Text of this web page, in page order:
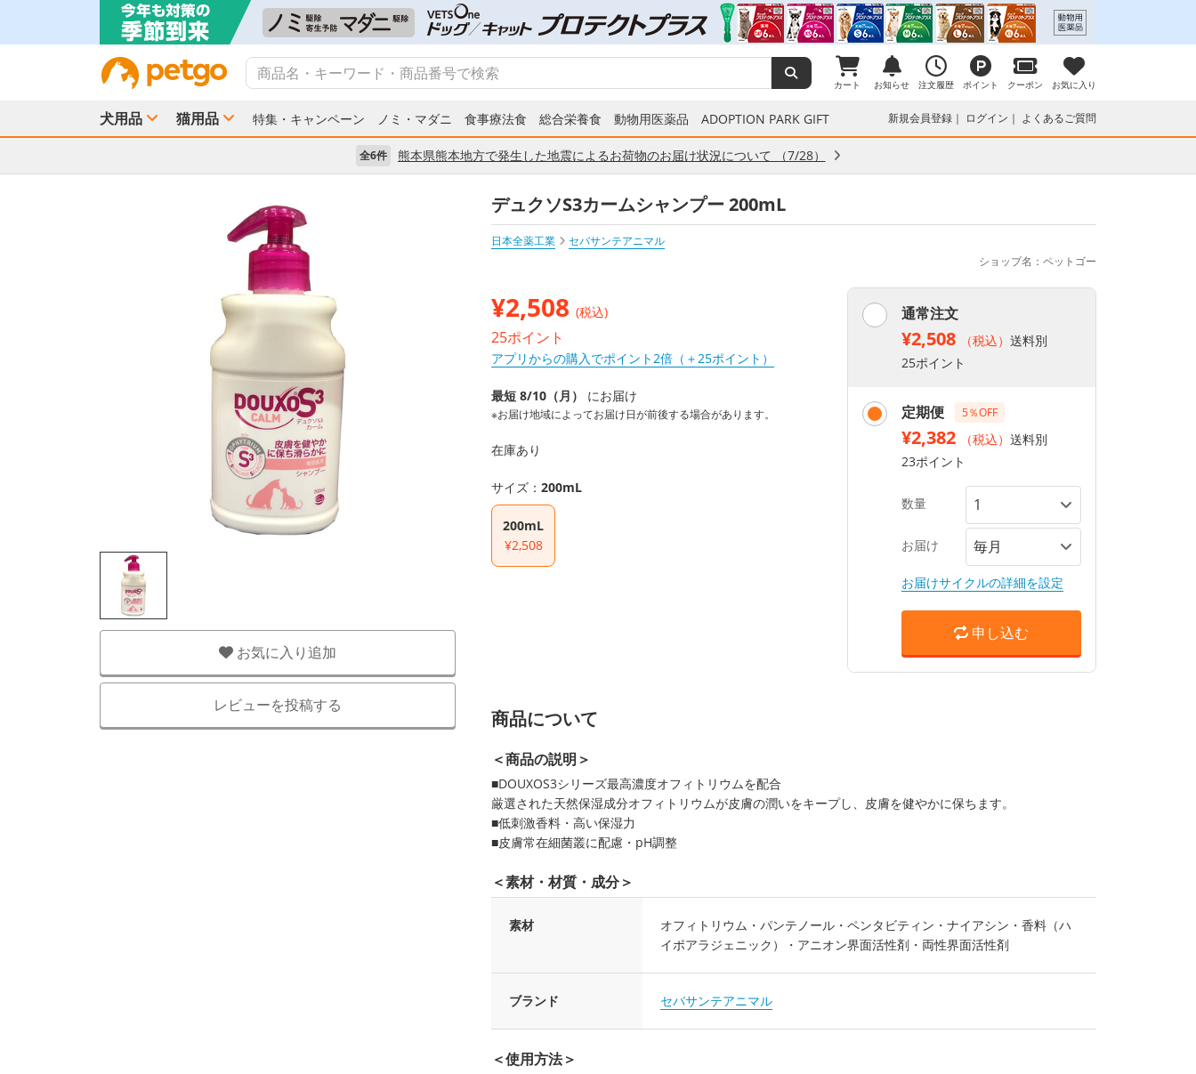
カート お知らせ 注文履歴 ポイント クーポン お気に入り
犬用品 猫用品 特集・キャンペーン ノミ・マダニ 食事療法食 総合栄養食 動物用医薬品 ADOPTION PARK GIFT 新規会員登録 ログイン よくあるご質問
全6件 熊本県熊本地方で発生した地震によるお荷物のお届け状況について （7/28）
お気に入り追加
レビューを投稿する
デュクソS3カームシャンプー 200mL
日本全薬工業
セバサンテアニマル
ショップ名：ペットゴー
¥2,508 (税込)
25ポイント
アプリからの購入でポイント2倍（＋25ポイント）
最短 8/10（月） にお届け
※お届け地域によってお届け日が前後する場合があります。
在庫あり
サイズ： 200mL
200mL
¥2,508
通常注文
¥2,508 （税込） 送料別
25ポイント
定期便 5％OFF
¥2,382 （税込） 送料別
23ポイント
数量
お届け
お届けサイクルの詳細を設定
申し込む
商品について
＜商品の説明＞
■DOUXOS3シリーズ最高濃度オフィトリウムを配合
厳選された天然保湿成分オフィトリウムが皮膚の潤いをキープし、皮膚を健やかに保ちます。
■低刺激香料・高い保湿力
■皮膚常在細菌叢に配慮・pH調整
＜素材・材質・成分＞
素材
オフィトリウム・パンテノール・ペンタビティン・ナイアシン・香料（ハ
イポアラジェニック）・アニオン界面活性剤・両性界面活性剤
ブランド セバサンテアニマル
＜使用方法＞